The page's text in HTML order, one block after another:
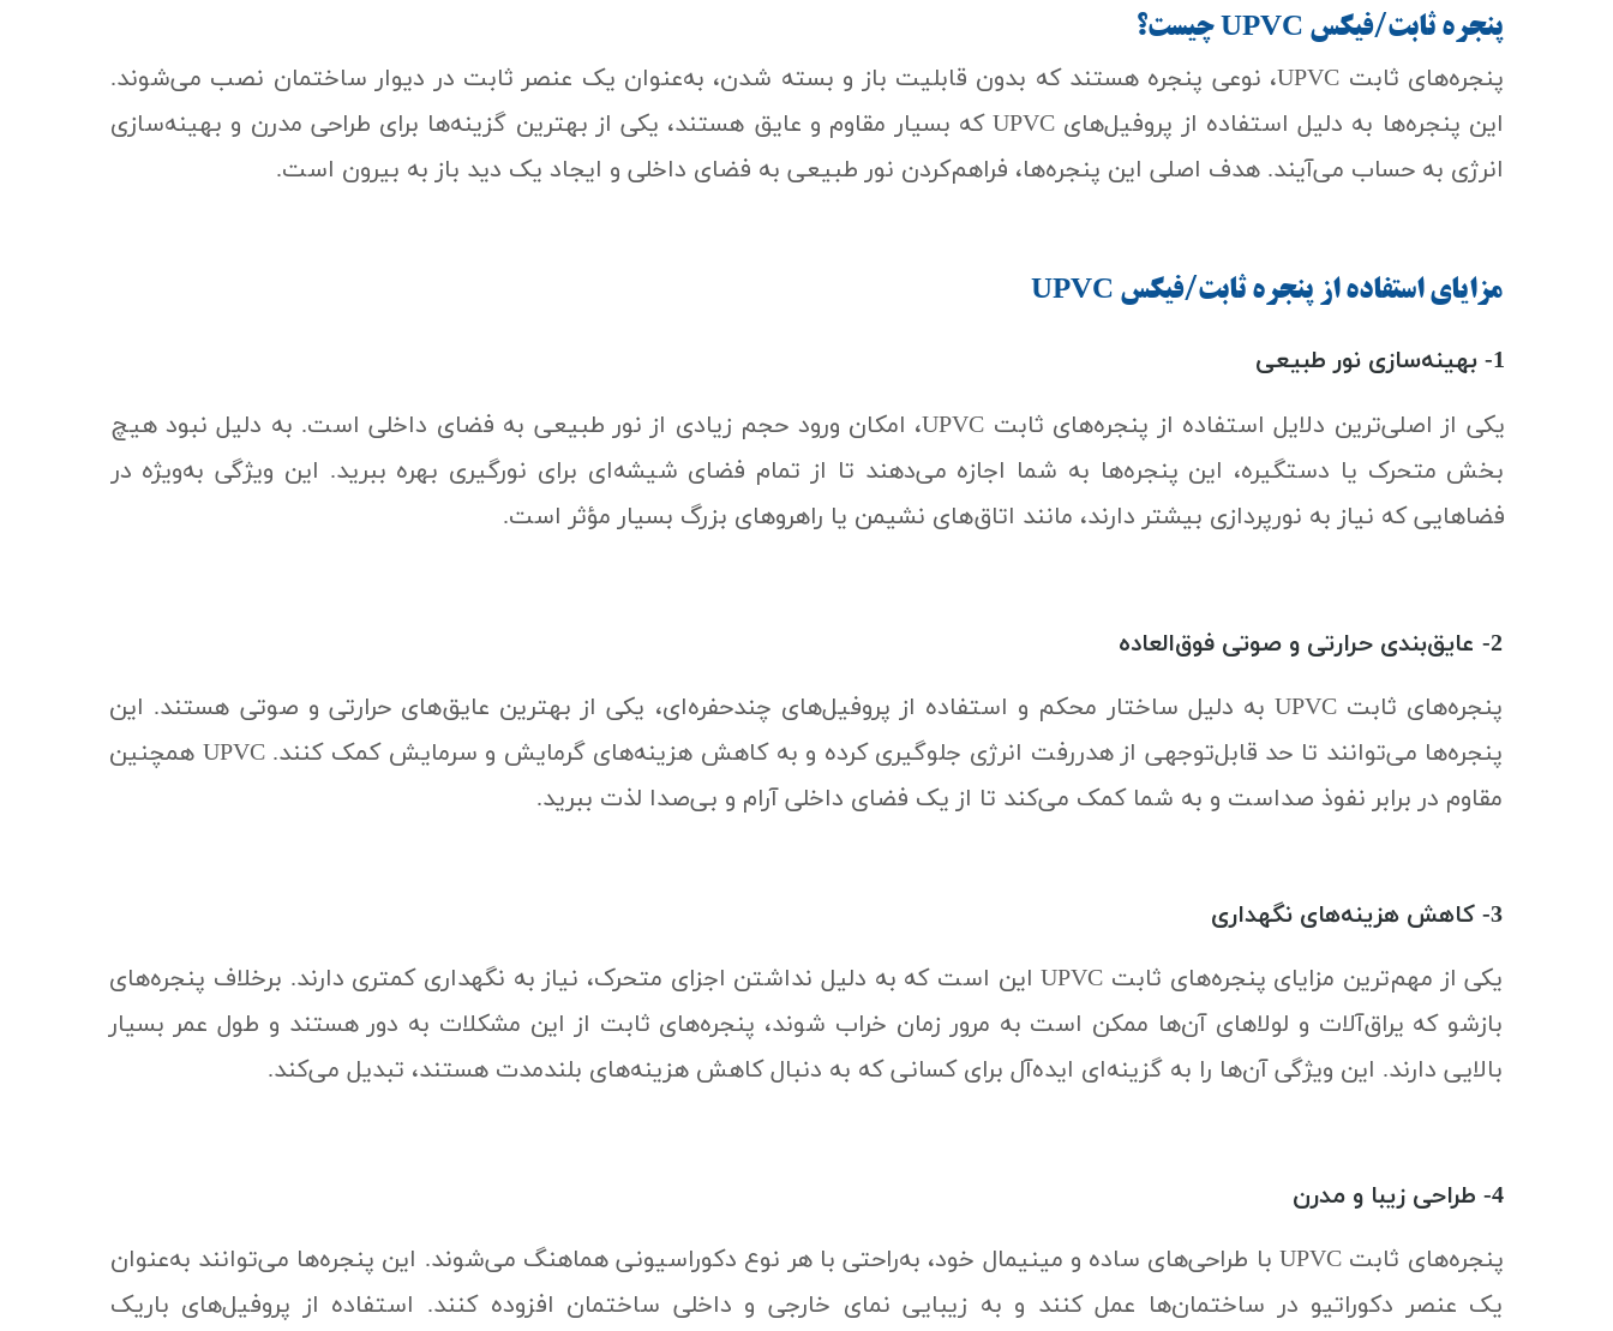
پنجره‌های ثابت UPVC، نوعی پنجره هستند که بدون قابلیت باز و بسته شدن، به‌عنوان یک عنصر ثابت در دیوار ساختمان نصب می‌شوند.
این پنجره‌ها به دلیل استفاده از پروفیل‌های UPVC که بسیار مقاوم و عایق هستند، یکی از بهترین گزینه‌ها برای طراحی مدرن و بهینه‌سازی
انرژی به حساب می‌آیند. هدف اصلی این پنجره‌ها، فراهم‌کردن نور طبیعی به فضای داخلی و ایجاد یک دید باز به بیرون است.
پنجره ثابت/فیکس​​​​​​​ UPVC چیست؟
1- بهینه‌سازی نور طبیعی
مزایای استفاده از پنجره ثابت/فیکس​​​​​​​ UPVC​​​​​​​
یکی از اصلی‌ترین دلایل استفاده از پنجره‌های ثابت UPVC، امکان ورود حجم زیادی از نور طبیعی به فضای داخلی است. به دلیل نبود هیچ
بخش متحرک یا دستگیره، این پنجره‌ها به شما اجازه می‌دهند تا از تمام فضای شیشه‌ای برای نورگیری بهره ببرید. این ویژگی به‌ویژه در
فضاهایی که نیاز به نورپردازی بیشتر دارند، مانند اتاق‌های نشیمن یا راهروهای بزرگ بسیار مؤثر است.
2- عایق‌بندی حرارتی و صوتی فوق‌العاده
پنجره‌های ثابت UPVC به دلیل ساختار محکم و استفاده از پروفیل‌های چندحفره‌ای، یکی از بهترین عایق‌های حرارتی و صوتی هستند. این
پنجره‌ها می‌توانند تا حد قابل‌توجهی از هدررفت انرژی جلوگیری کرده و به کاهش هزینه‌های گرمایش و سرمایش کمک کنند. UPVC همچنین
مقاوم در برابر نفوذ صداست و به شما کمک می‌کند تا از یک فضای داخلی آرام و بی‌صدا لذت ببرید.
3- کاهش هزینه‌های نگهداری
یکی از مهم‌ترین مزایای پنجره‌های ثابت UPVC این است که به دلیل نداشتن اجزای متحرک، نیاز به نگهداری کمتری دارند. برخلاف پنجره‌های
بازشو که یراق‌آلات و لولاهای آن‌ها ممکن است به مرور زمان خراب شوند، پنجره‌های ثابت از این مشکلات به دور هستند و طول عمر بسیار
بالایی دارند. این ویژگی آن‌ها را به گزینه‌ای ایده‌آل برای کسانی که به دنبال کاهش هزینه‌های بلندمدت هستند، تبدیل می‌کند.
4- طراحی زیبا و مدرن
پنجره‌های ثابت UPVC با طراحی‌های ساده و مینیمال خود، به‌راحتی با هر نوع دکوراسیونی هماهنگ می‌شوند. این پنجره‌ها می‌توانند به‌عنوان
یک عنصر دکوراتیو در ساختمان‌ها عمل کنند و به زیبایی نمای خارجی و داخلی ساختمان افزوده کنند. استفاده از پروفیل‌های باریک